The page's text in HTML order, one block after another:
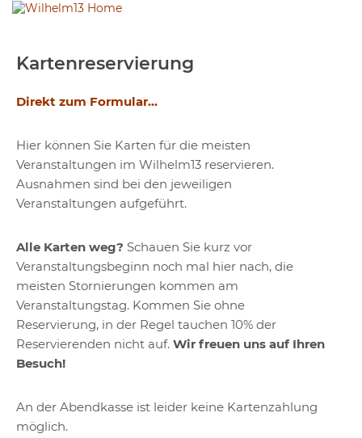
Kartenreservierung
Direkt zum Formular...
Hier können Sie Karten für die meisten
Veranstaltungen im Wilhelm13 reservieren.
Ausnahmen sind bei den jeweiligen
Veranstaltungen aufgeführt.
Alle Karten weg? Schauen Sie kurz vor
Veranstaltungsbeginn noch mal hier nach, die
meisten Stornierungen kommen am
Veranstaltungstag. Kommen Sie ohne
Reservierung, in der Regel tauchen 10% der
Reservierenden nicht auf. Wir freuen uns auf Ihren
Besuch!
An der Abendkasse ist leider keine Kartenzahlung
möglich.